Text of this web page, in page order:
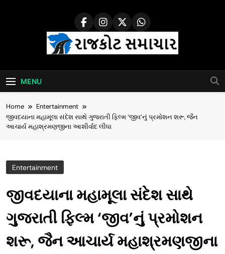
Rajkot Samachar
MENU
Home
Entertainment
જીવદયાના મહામૂલા સંદેશ સાથે ગુજરાતી ફિલ્મ ‘જીવ’નું પ્રમોશન શરૂ, જૈન
આચાર્ય મહાશ્રમણજીના આશીર્વાદ લીધા
Entertainment
જીવદયાના મહામૂલા સંદેશ સાથે
ગુજરાતી ફિલ્મ ‘જીવ’નું પ્રમોશન
શરૂ, જૈન આચાર્ય મહાશ્રમણજીના